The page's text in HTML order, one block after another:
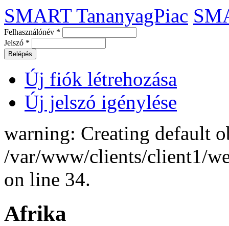
SMART TananyagPiac
Felhasználónév *
Jelszó *
Új fiók létrehozása
Új jelszó igénylése
warning: Creating default
/var/www/clients/client1/
on line 34.
Afrika